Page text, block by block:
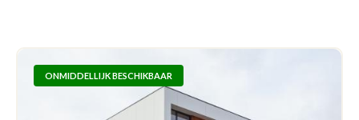
ONMIDDELLIJK BESCHIKBAAR